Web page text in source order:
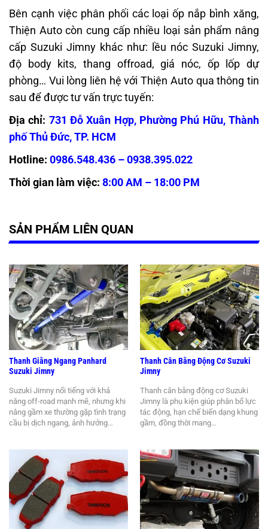
Bên cạnh việc phân phối các loại ốp nắp bình xăng,
Thiện Auto còn cung cấp nhiều loại sản phẩm nâng
cấp Suzuki Jimny khác như: lều nóc Suzuki Jimny,
độ body kits, thang offroad, giá nóc, ốp lốp dự
phòng… Vui lòng liên hệ với Thiện Auto qua thông tin
sau để được tư vấn trực tuyến:
Địa chỉ: 731 Đỗ Xuân Hợp, Phường Phú Hữu, Thành
phố Thủ Đức, TP. HCM
Hotline: 0986.548.436 – 0938.395.022
Thời gian làm việc: 8:00 AM – 18:00 PM
SẢN PHẨM LIÊN QUAN
Thanh Giằng Ngang Panhard
Suzuki Jimny
Suzuki Jimny nổi tiếng với khả
năng off-road mạnh mẽ, nhưng khi
nâng gầm xe thường gặp tình trạng
cầu bị dịch ngang, ảnh hưởng…
Thanh Cân Bằng Động Cơ Suzuki
Jimny
Thanh cân bằng động cơ Suzuki
Jimny là phụ kiện giúp phân bổ lực
tác động, hạn chế biến dạng khung
gầm, đồng thời mang…